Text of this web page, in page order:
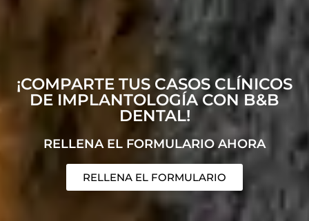
¡COMPARTE TUS CASOS CLÍNICOS
DE IMPLANTOLOGÍA CON B&B
DENTAL!
RELLENA EL FORMULARIO AHORA
RELLENA EL FORMULARIO